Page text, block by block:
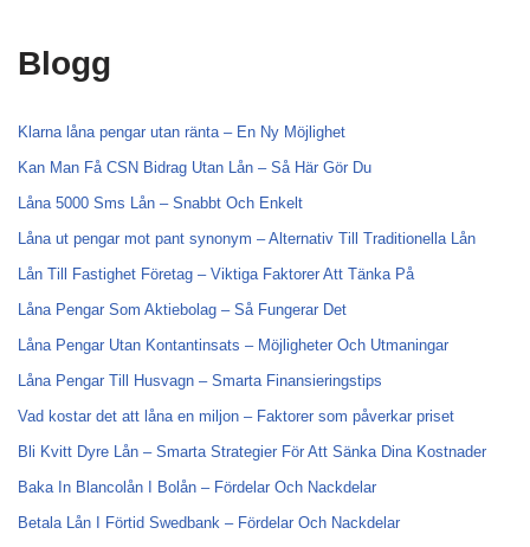
Blogg
Klarna låna pengar utan ränta – En Ny Möjlighet
Kan Man Få CSN Bidrag Utan Lån – Så Här Gör Du
Låna 5000 Sms Lån – Snabbt Och Enkelt
Låna ut pengar mot pant synonym – Alternativ Till Traditionella Lån
Lån Till Fastighet Företag – Viktiga Faktorer Att Tänka På
Låna Pengar Som Aktiebolag – Så Fungerar Det
Låna Pengar Utan Kontantinsats – Möjligheter Och Utmaningar
Låna Pengar Till Husvagn – Smarta Finansieringstips
Vad kostar det att låna en miljon – Faktorer som påverkar priset
Bli Kvitt Dyre Lån – Smarta Strategier För Att Sänka Dina Kostnader
Baka In Blancolån I Bolån – Fördelar Och Nackdelar
Betala Lån I Förtid Swedbank – Fördelar Och Nackdelar